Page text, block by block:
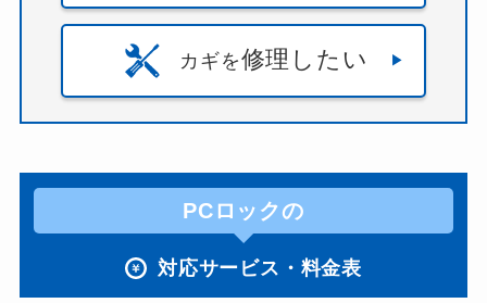
カギを修理したい
PCロックの
対応サービス・料金表